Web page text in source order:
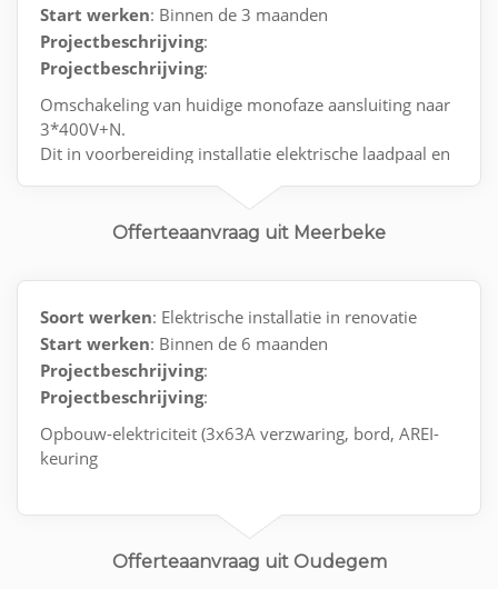
Start werken: Binnen de 3 maanden
Projectbeschrijving:
Projectbeschrijving:
Omschakeling van huidige monofaze aansluiting naar
3*400V+N.
Dit in voorbereiding installatie elektrische laadpaal en
Offerteaanvraag uit Meerbeke
Soort werken: Elektrische installatie in renovatie
Start werken: Binnen de 6 maanden
Projectbeschrijving:
Projectbeschrijving:
Opbouw-elektriciteit (3x63A verzwaring, bord, AREI-
keuring
Offerteaanvraag uit Oudegem